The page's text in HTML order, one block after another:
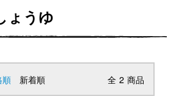
ょうゆ
順 新着順 全 2 商品